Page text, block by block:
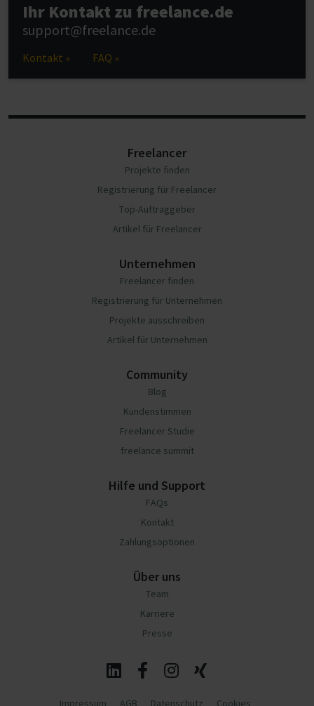
Ihr Kontakt zu freelance.de
support@freelance.de
Kontakt » FAQ »
Freelancer
Projekte finden
Registrierung für Freelancer
Top-Auftraggeber
Artikel für Freelancer
Unternehmen
Freelancer finden
Registrierung für Unternehmen
Projekte ausschreiben
Artikel für Unternehmen
Community
Blog
Kundenstimmen
Freelancer Studie
freelance summit
Hilfe und Support
FAQs
Kontakt
Zahlungsoptionen
Über uns
Team
Karriere
Presse
Impressum AGB Datenschutz Cookies